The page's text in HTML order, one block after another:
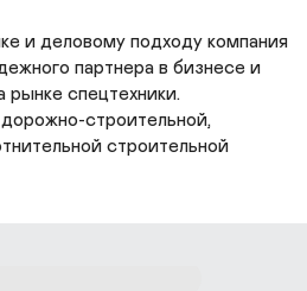
и деловому подходу компания
партнера в бизнесе и
рынке спецтехники.
строительной,
строительной